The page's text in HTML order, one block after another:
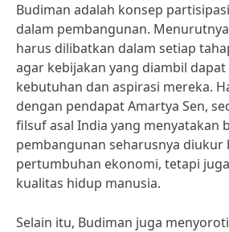
Budiman adalah konsep
dalam pembangunan.
harus dilibatkan dalam setiap
agar kebijakan yang diambil
kebutuhan dan aspirasi mereka.
dengan pendapat Amartya Sen,
filsuf asal India yang menyatakan
pembangunan seharusnya diukur
pertumbuhan ekonomi, tetapi
kualitas hidup manusia.
Selain itu, Budiman juga